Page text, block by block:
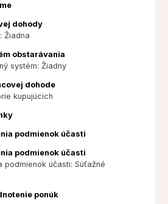
dohody
Žiadna
obstarávania
systém: Žiadny
dohode
kupujúcich
podmienok účasti
podmienok účasti
podmienok účasti: Súťažné
ponúk